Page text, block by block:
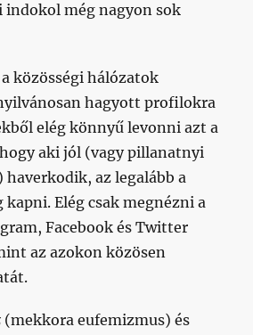
indokol még nagyon sok
közösségi hálózatok
hagyott profilokra
elég könnyű levonni azt a
aki jól (vagy pillanatnyi
haverkodik, az legalább a
Elég csak megnézni a
Facebook és Twitter
az azokon közösen
(mekkora eufemizmus) és